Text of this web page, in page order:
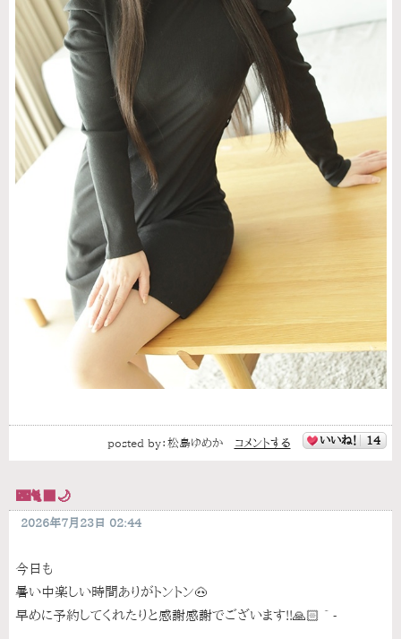
posted by： 松島ゆめか コメントする いいね！ 14
🌃🐈‍⬛🌙
2026年7月23日 02:44
今日も
暑い中楽しい時間ありがトントン🐽
早めに予約してくれたりと感謝感謝でございます!!🙏🏻´-